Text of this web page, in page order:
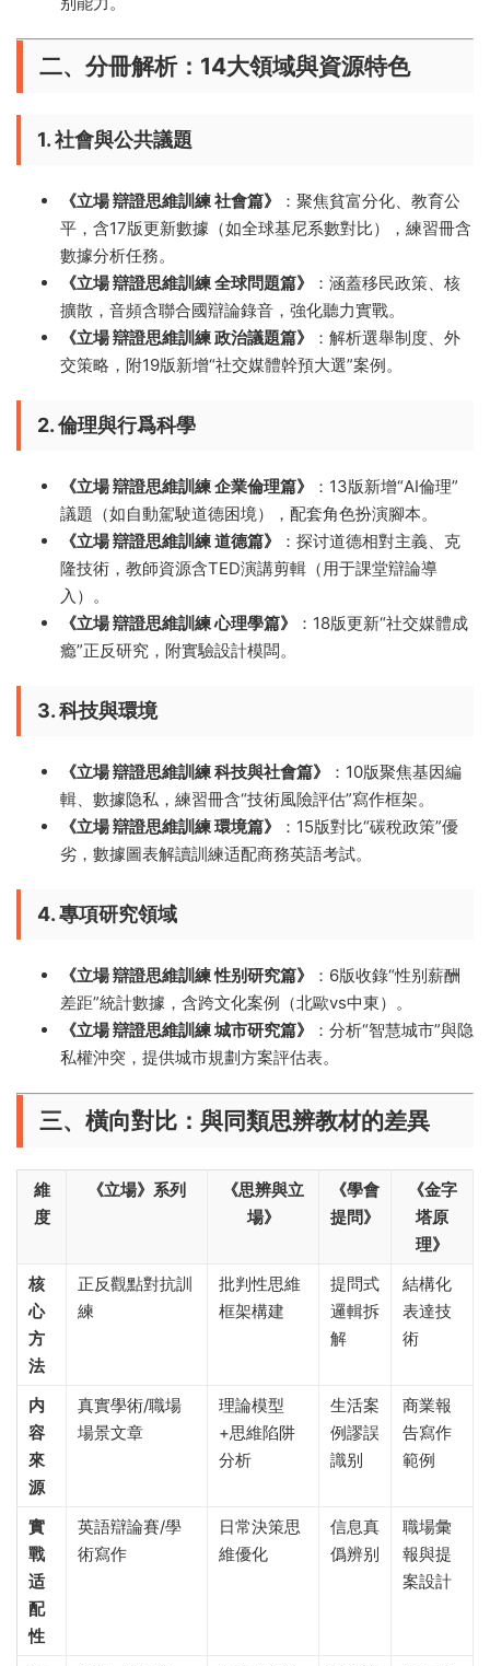
二、分冊解析：14大領域與資源特色
1. 社會與公共議題
​《立場 辯證思維訓練 社會篇》​
​：聚焦貧富分化、教育公
平，含17版更新數據（如全球基尼系數對比），練習冊含
數據分析任務。
​《立場 辯證思維訓練 全球問題篇》​
​：涵蓋移民政策、核
擴散，音頻含聯合國辯論錄音，強化聽力實戰。
​《立場 辯證思維訓練 政治議題篇》​
​：解析選舉制度、外
交策略，附19版新增“社交媒體幹預大選”案例。
2. 倫理與行爲科學
​《立場 辯證思維訓練 企業倫理篇》​
​：13版新增“AI倫理”
議題（如自動駕駛道德困境），配套角色扮演腳本。
​《立場 辯證思維訓練 道德篇》​
​：探讨道德相對主義、克
隆技術，教師資源含TED演講剪輯（用于課堂辯論導
入）。
​《立場 辯證思維訓練 心理學篇》​
​：18版更新“社交媒體成
瘾”正反研究，附實驗設計模闆。
3. 科技與環境
​《立場 辯證思維訓練 科技與社會篇》​
​：10版聚焦基因編
輯、數據隐私，練習冊含“技術風險評估”寫作框架。
​《立場 辯證思維訓練 環境篇》​
​：15版對比“碳稅政策”優
劣，數據圖表解讀訓練适配商務英語考試。
4. 專項研究領域
​《立場 辯證思維訓練 性别研究篇》​
​：6版收錄“性别薪酬
差距”統計數據，含跨文化案例（北歐vs中東）。
​《立場 辯證思維訓練 城市研究篇》​
​：分析“智慧城市”與隐
私權沖突，提供城市規劃方案評估表。
三、橫向對比：與同類思辨教材的差異
維
度
​《立場》系列 ​《思辨與立
場》​
​《學會
提問》​
​《金字
塔原
理》​
核
心
方
法
正反觀點對抗訓
練
批判性思維
框架構建
提問式
邏輯拆
解
結構化
表達技
術
内
容
來
源
真實學術/職場
場景文章
理論模型
+思維陷阱
分析
生活案
例謬誤
識别
商業報
告寫作
範例
實
戰
适
配
性
英語辯論賽/學
術寫作
日常決策思
維優化
信息真
僞辨别
職場彙
報與提
案設計